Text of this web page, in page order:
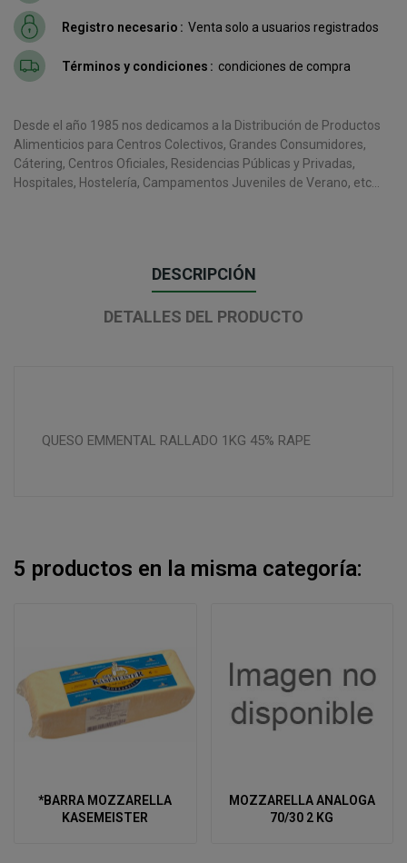
Registro necesario Venta solo a usuarios registrados
Términos y condiciones condiciones de compra
Desde el año 1985 nos dedicamos a la Distribución de Productos
Alimenticios para Centros Colectivos, Grandes Consumidores,
Cátering, Centros Oficiales, Residencias Públicas y Privadas,
Hospitales, Hostelería, Campamentos Juveniles de Verano, etc...
DESCRIPCIÓN
DETALLES DEL PRODUCTO
QUESO EMMENTAL RALLADO 1KG 45% RAPE
5 productos en la misma categoría:
*BARRA MOZZARELLA
KASEMEISTER
MOZZARELLA ANALOGA
70/30 2 KG